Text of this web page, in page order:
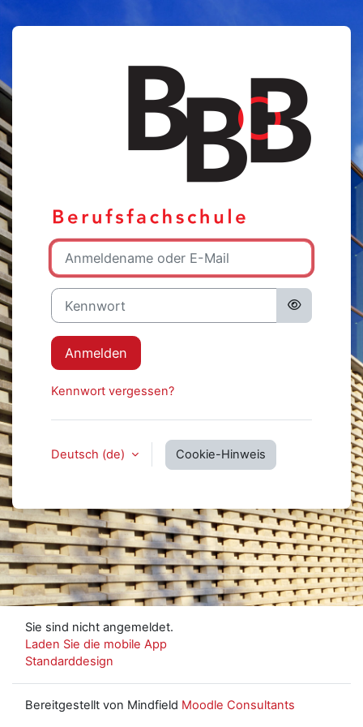
Zum Hauptinhalt
Anmelden bei
Anmeldename oder E-Mail
Kennwort
Anmelden
Kennwort vergessen?
Deutsch ‎(de)‎ Cookie-Hinweis
Sie sind nicht angemeldet.
Laden Sie die mobile App
Standarddesign
Bereitgestellt von Mindfield Moodle Consultants